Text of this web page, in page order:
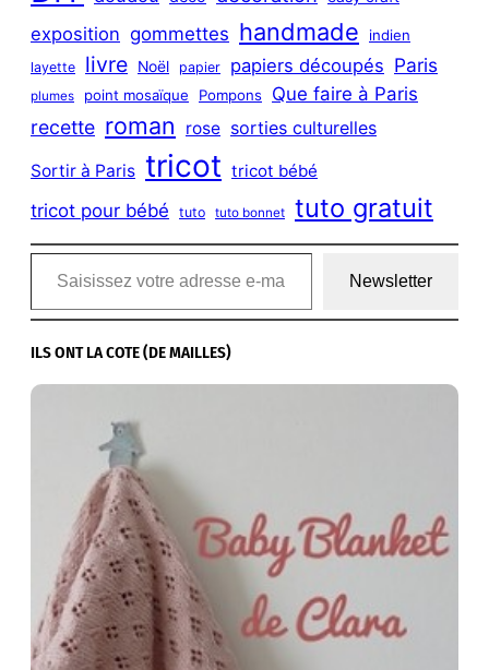
exposition gommettes handmade indien
layette livre Noël papier papiers découpés Paris
plumes point mosaïque Pompons Que faire à Paris
recette roman rose sorties culturelles
Sortir à Paris tricot tricot bébé
tricot pour bébé tuto tuto bonnet tuto gratuit
Saisissez votre adresse e-mail…
Newsletter
ILS ONT LA COTE (DE MAILLES)